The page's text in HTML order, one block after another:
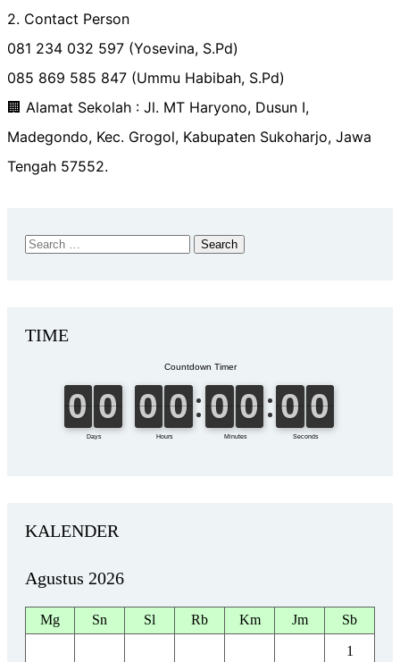
2. Contact Person
081 234 032 597 (Yosevina, S.Pd)
085 869 585 847 (Ummu Habibah, S.Pd)
🏢 Alamat Sekolah : Jl. MT Haryono, Dusun I,
Madegondo, Kec. Grogol, Kabupaten Sukoharjo, Jawa
Tengah 57552.
TIME
KALENDER
Agustus 2026
Mg Sn Sl Rb Km Jm Sb
1